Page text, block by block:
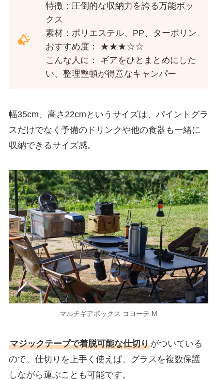
特徴：圧倒的な収納力を誇る万能ボッ
クス
素材：ポリエステル、PP、ターポリン
おすすめ度： ★★★☆☆
こんな人に： ギアをひとまとめにした
い、整理整頓が得意なキャンパー
幅35cm、高さ22cmというサイズは、パイントグラ
スだけでなく予備のドリンクや他の食器も一緒に
収納できるサイズ感。
マルチギアボックス コヨーテ M
マジックテープで着脱可能な仕切りがついている
ので、仕切りを上手く使えば、グラスを複数保護
しながら運ぶことも可能です。